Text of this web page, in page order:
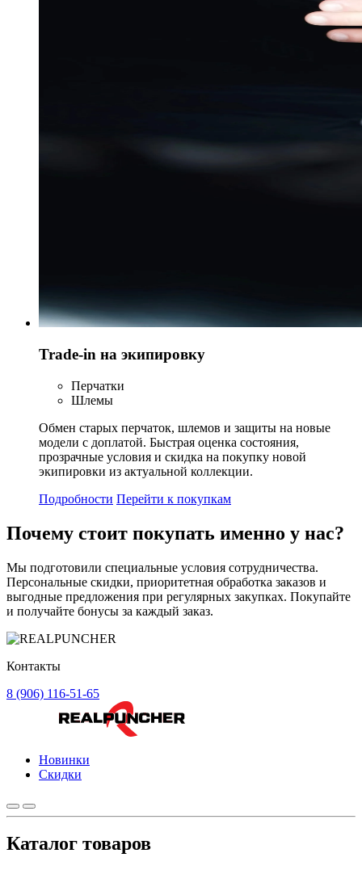
Trade-in на экипировку
Перчатки
Шлемы
Обмен старых перчаток, шлемов и защиты на новые
модели с доплатой. Быстрая оценка состояния,
прозрачные условия и скидка на покупку новой
экипировки из актуальной коллекции.
Подробности Перейти к покупкам
Почему стоит покупать именно у нас?
Мы подготовили специальные условия сотрудничества.
Персональные скидки, приоритетная обработка заказов и
выгодные предложения при регулярных закупках. Покупайте
и получайте бонусы за каждый заказ.
Контакты
8 (906) 116-51-65
Новинки
Скидки
Каталог товаров